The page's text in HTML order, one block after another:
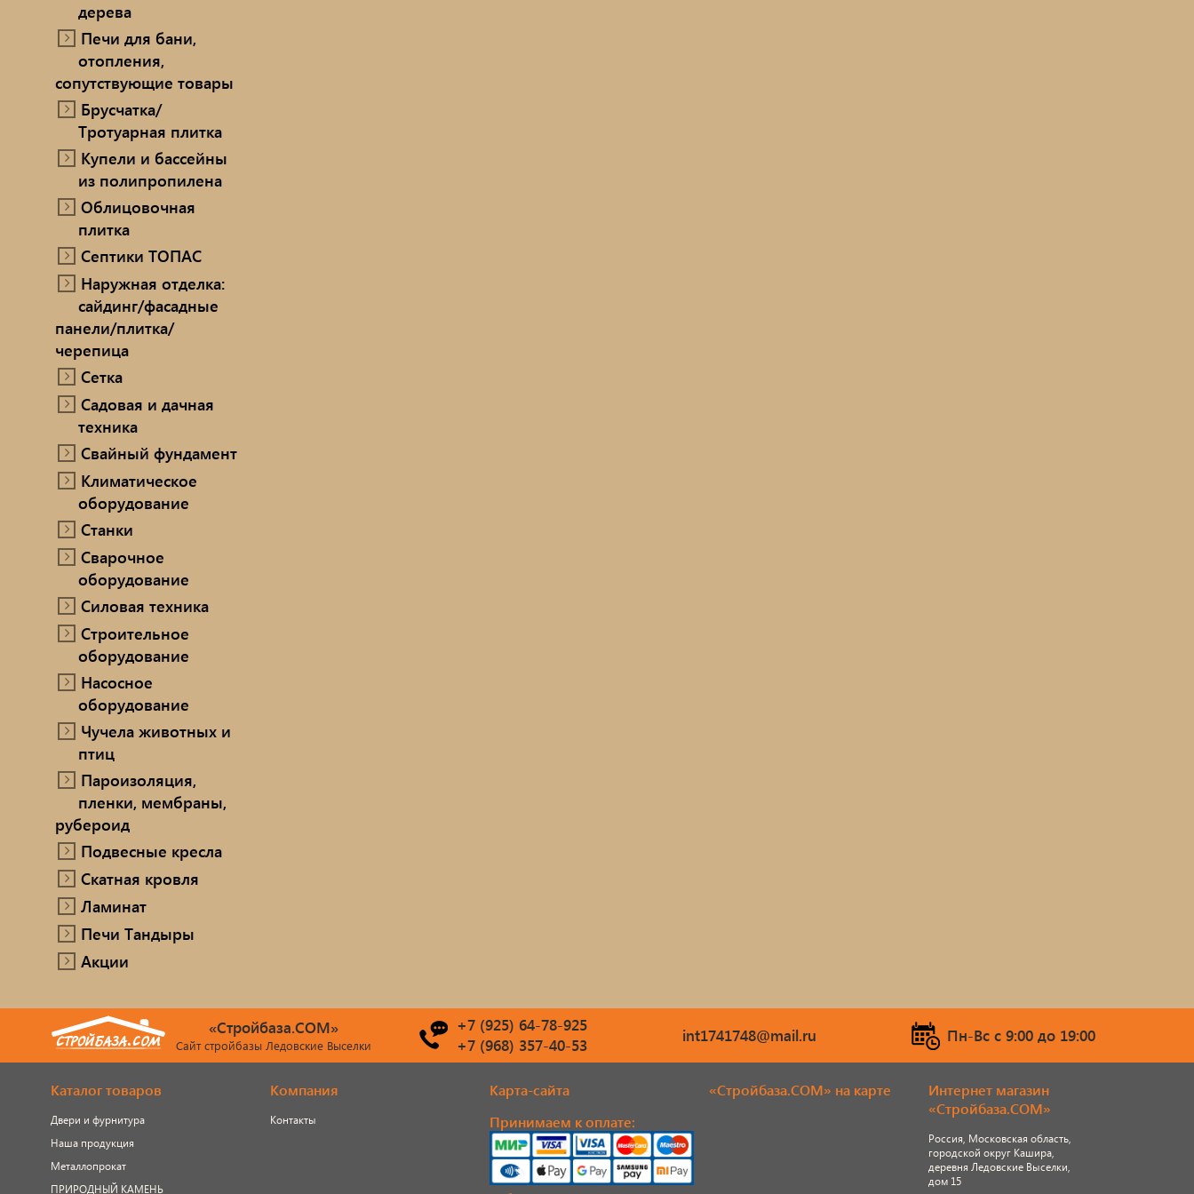
дерева
Печи для бани,
отопления,
сопутствующие товары
Брусчатка/
Тротуарная плитка
Купели и бассейны
из полипропилена
Облицовочная
плитка
Септики ТОПАС
Наружная отделка:
сайдинг/фасадные
панели/плитка/
черепица
Сетка
Садовая и дачная
техника
Свайный фундамент
Климатическое
оборудование
Станки
Сварочное
оборудование
Силовая техника
Строительное
оборудование
Насосное
оборудование
Чучела животных и
птиц
Пароизоляция,
пленки, мембраны,
рубероид
Подвесные кресла
Скатная кровля
Ламинат
Печи Тандыры
Акции
«Стройбаза.COM»
Сайт стройбазы Ледовские Выселки
+7 (925) 64-78-925
+7 (968) 357-40-53
int1741748@mail.ru Пн-Вс c 9:00 до 19:00
Каталог товаров
Двери и фурнитура
Наша продукция
Металлопрокат
ПРИРОДНЫЙ КАМЕНЬ
Компания
Контакты
Карта-сайта
Принимаем к оплате:
«Стройбаза.COM» на карте
Интернет магазин
«Стройбаза.COM»
Россия, Московская область,
городской округ Кашира,
деревня Ледовские Выселки,
дом 15